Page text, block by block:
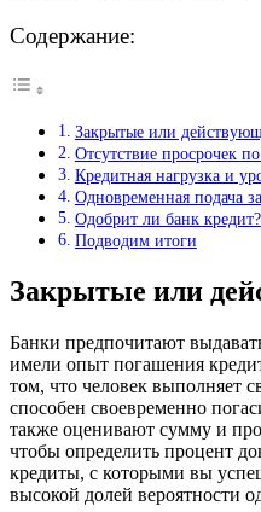
Содержание:
Закрытые или
Отсутствие просрочек
Кредитная нагрузка и
Одновременная подача
Одобрит ли банк кредит?
Подводим итоги
Закрытые или
Банки предпочитают
имели опыт погашения
том, что человек выполняет
способен своевременно
также оценивают сумму и
чтобы определить процент
кредиты, с которыми вы
высокой долей вероятности